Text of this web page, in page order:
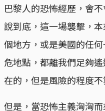
巴黎人的恐怖經歷，會
說到底，這一場襲擊，
個地方，或是美國的任
危地點，都離我們足夠
在的，但是風險的程度不
但是，當恐怖主義洶洶